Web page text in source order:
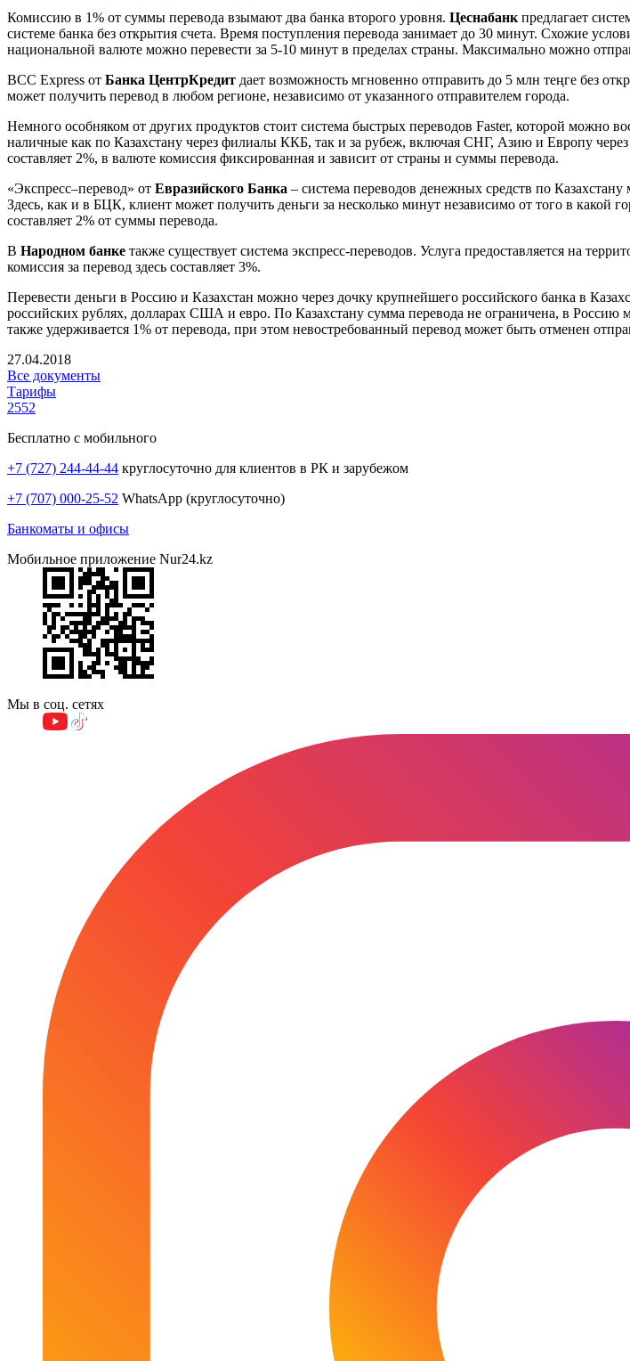
Комиссию в 1% от суммы перевода взымают два банка второго уровня. Цеснабанк предлагает
системе банка без открытия счета. Время поступления перевода занимает до 30 минут. Схожие
национальной валюте можно перевести за 5-10 минут в пределах страны. Максимально можно
BCC Express от Банка ЦентрКредит дает возможность мгновенно отправить до 5 млн теңге без
может получить перевод в любом регионе, независимо от указанного отправителем города.
Немного особняком от других продуктов стоит система быстрых переводов Faster, которой можно
наличные как по Казахстану через филиалы ККБ, так и за рубеж, включая СНГ, Азию и Европу
составляет 2%, в валюте комиссия фиксированная и зависит от страны и суммы перевода.
«Экспресс–перевод» от Евразийского Банка – система переводов денежных средств по
Здесь, как и в БЦК, клиент может получить деньги за несколько минут независимо от того в какой
составляет 2% от суммы перевода.
В Народном банке также существует система экспресс-переводов. Услуга предоставляется на
комиссия за перевод здесь составляет 3%.
Перевести деньги в Россию и Казахстан можно через дочку крупнейшего российского банка в
российских рублях, долларах США и евро. По Казахстану сумма перевода не ограничена, в
также удерживается 1% от перевода, при этом невостребованный перевод может быть отменен
27.04.2018
Все документы
Тарифы
2552
Бесплатно с мобильного
+7 (727) 244-44-44 круглосуточно для клиентов в РК и зарубежом
+7 (707) 000-25-52 WhatsApp (круглосуточно)
Банкоматы и офисы
Мобильное приложение Nur24.kz
Мы в соц. сетях